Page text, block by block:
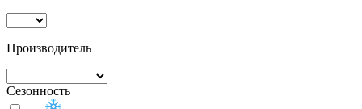
Производитель
Сезонность